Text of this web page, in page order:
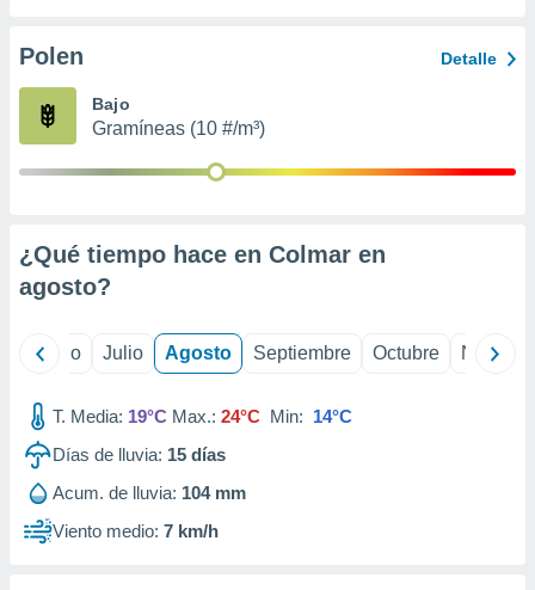
e
mediante
de
1199
Polen Detalle
Bajo
Gramíneas (10 #/m³)
¿Qué tiempo hace en Colmar en
agosto?
Junio Julio Agosto Septiembre Octubre
T. Media: 19°C Max.: 24°C Min: 14°C
Días de lluvia: 15 días
Acum. de lluvia: 104 mm
Viento medio: 7 km/h